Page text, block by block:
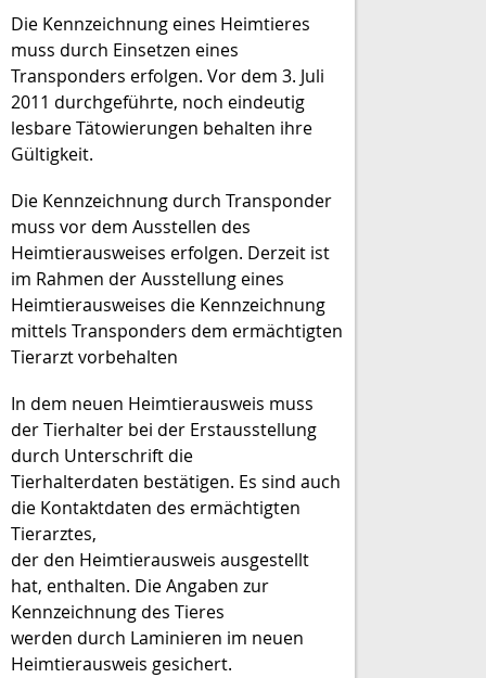
Die Kennzeichnung eines Heimtieres
muss durch Einsetzen eines
Transponders erfolgen. Vor dem 3. Juli
2011 durchgeführte, noch eindeutig
lesbare Tätowierungen behalten ihre
Gültigkeit.
Die Kennzeichnung durch Transponder
muss vor dem Ausstellen des
Heimtierausweises erfolgen. Derzeit ist
im Rahmen der Ausstellung eines
Heimtierausweises die Kennzeichnung
mittels Transponders dem ermächtigten
Tierarzt vorbehalten
In dem neuen Heimtierausweis muss
der Tierhalter bei der Erstausstellung
durch Unterschrift die
Tierhalterdaten bestätigen. Es sind auch
die Kontaktdaten des ermächtigten
Tierarztes,
der den Heimtierausweis ausgestellt
hat, enthalten. Die Angaben zur
Kennzeichnung des Tieres
werden durch Laminieren im neuen
Heimtierausweis gesichert.